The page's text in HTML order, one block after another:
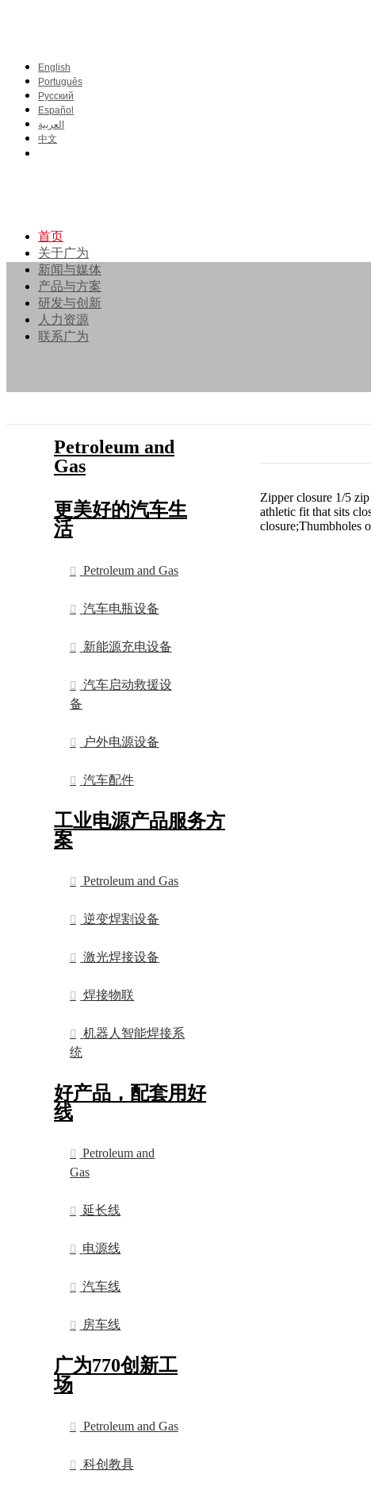
English
Português
Pусский
Español
العربية
中文
首页
关于广为
新闻与媒体
产品与方案
研发与创新
人力资源
联系广为
Petroleum and
Gas
更美好的汽车生
活
Petroleum and Gas
汽车电瓶设备
新能源充电设备
汽车启动救援设
备
户外电源设备
汽车配件
工业电源产品服务方
案
Petroleum and Gas
逆变焊割设备
激光焊接设备
焊接物联
机器人智能焊接系
统
好产品，配套用好
线
Petroleum and
Gas
延长线
电源线
汽车线
房车线
广为770创新工
场
Petroleum and Gas
科创教具
Zipper closure 1/5
athletic fit that sits
closure;Thumbholes